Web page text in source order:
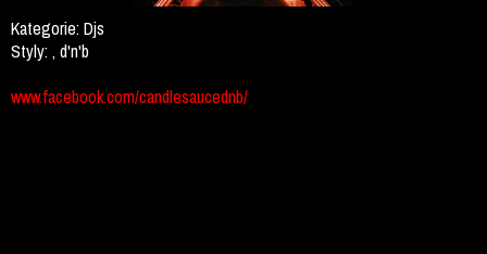
Kategorie:Djs
Styly:, d'n'b
www.facebook.com/candlesaucednb/